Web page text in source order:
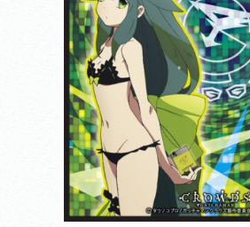
きゃらスリーブコレクション
ガッチャマン クラウズ
View more